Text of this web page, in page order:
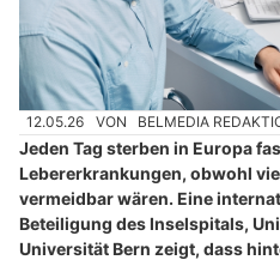
12.05.26 VON BELMEDIA
Jeden Tag sterben in Europa
Lebererkrankungen, obwohl
vermeidbar wären. Eine
Beteiligung des Inselspitals,
Universität Bern zeigt, dass